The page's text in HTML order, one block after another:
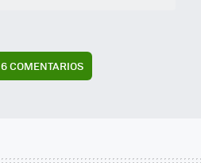
6 COMENTARIOS